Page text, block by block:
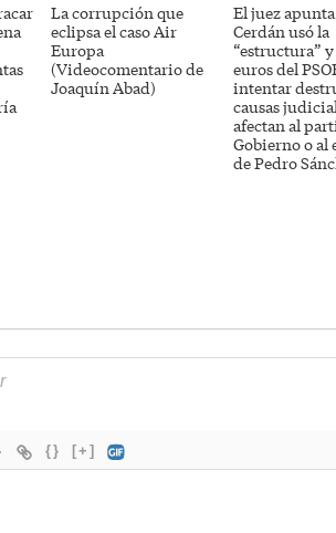
La corrupción que
eclipsa el caso Air
Europa
(Videocomentario de
Joaquín Abad)
El juez
Cerdán usó la
“estructura”
euros del
intentar
causas
afectan al
Gobierno o al
de Pedro
{} [+]